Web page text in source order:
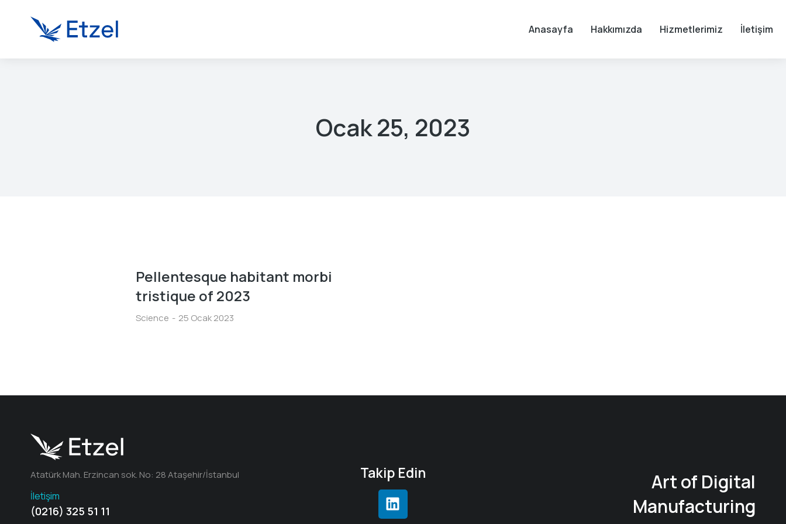
Anasayfa Hakkımızda Hizmetlerimiz İletişim
Ocak 25, 2023
Pellentesque habitant morbi
tristique of 2023
Science 25 Ocak 2023
Atatürk Mah. Erzincan sok. No: 28 Ataşehir/İstanbul
İletişim
(0216) 325 51 11
Takip Edin
Art of Digital
Manufacturing